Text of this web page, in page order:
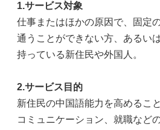
1.サービス対象
仕事またはほかの原因で、固定
通うことができない方、あるい
持っている新住民や外国人。
2.サービス目的
新住民の中国語能力を高めるこ
コミュニケーション、就職など